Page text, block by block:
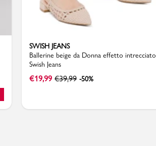
PMagazine
SWISH JEANS
Ballerine beige da Donna effetto intrecciato
Swish Jeans
€19,99 €39,99 -50%